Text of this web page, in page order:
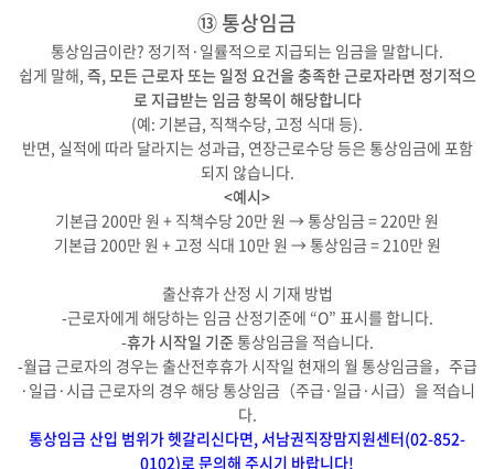
⑬ 통상임금
통상임금이란? 정기적·일률적으로 지급되는 임금을 말합니다.
쉽게 말해, 즉, 모든 근로자 또는 일정 요건을 충족한 근로자라면 정기적으
로 지급받는 임금 항목이 해당합니다
(예: 기본급, 직책수당, 고정 식대 등).
반면, 실적에 따라 달라지는 성과급, 연장근로수당 등은 통상임금에 포함
되지 않습니다.
<예시>
기본급 200만 원 + 직책수당 20만 원 → 통상임금 = 220만 원
기본급 200만 원 + 고정 식대 10만 원 → 통상임금 = 210만 원
출산휴가 산정 시 기재 방법
-근로자에게 해당하는 임금 산정기준에 “O” 표시를 합니다.
-휴가 시작일 기준통상임금을 적습니다.
-월급 근로자의 경우는 출산전후휴가 시작일 현재의 월 통상임금을，주급
·일급·시급 근로자의 경우 해당 통상임금（주급·일급·시급）을 적습니
다.
통상임금 산입 범위가 헷갈리신다면, 서남권직장맘지원센터(02-852-
0102)로 문의해 주시기 바랍니다!